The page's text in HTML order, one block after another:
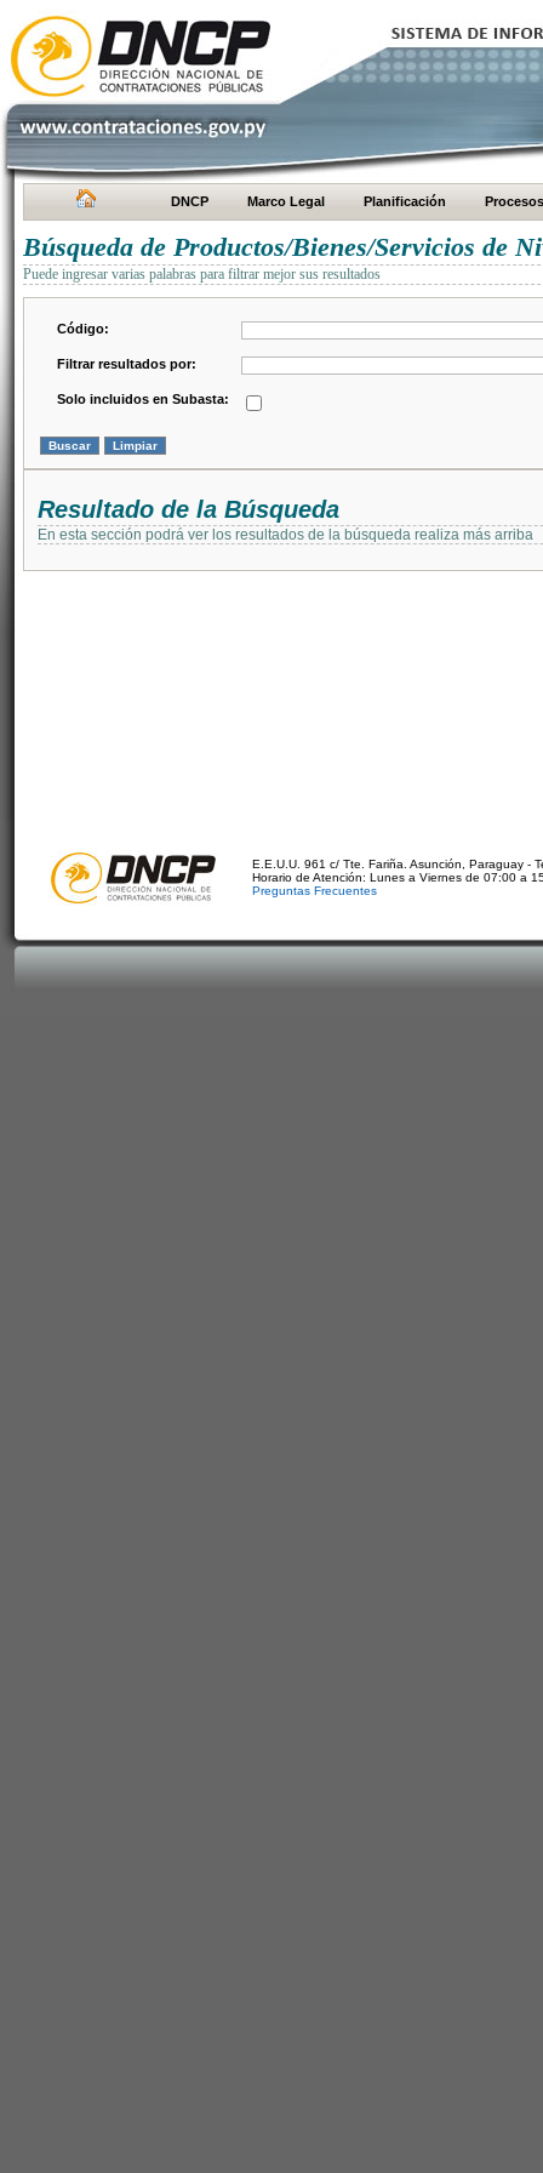
DNCP Marco Legal Planificación Procesos
Búsqueda de Productos/Bienes/Servicios de
Puede ingresar varias palabras para filtrar mejor sus resultados
Código:
Filtrar resultados por:
Solo incluidos en Subasta:
Resultado de la Búsqueda
En esta sección podrá ver los resultados de la búsqueda realiza más arriba
E.E.U.U. 961 c/ Tte. Fariña. Asunción, Paraguay -
Horario de Atención: Lunes a Viernes de 07:00 a
Preguntas Frecuentes